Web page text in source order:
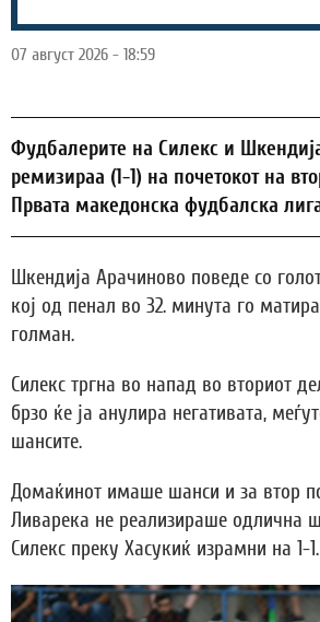
07 август 2026 - 18:59
Фудбалерите на Силекс и
ремизираа (1-1) на почетокот на
Првата македонска фудбалска
Шкендија Арачиново поведе со
кој од пенал во 32. минута го
голман.
Силекс тргна во напад во вториот
брзо ќе ја анулира негативата,
шансите.
Домаќинот имаше шанси и за втор
Ливарека не реализираше одлична
Силекс преку Хасукиќ израмни на 1-1.